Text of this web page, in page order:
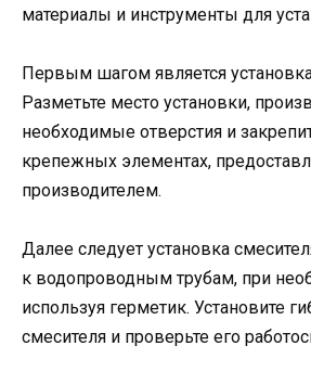
материалы и инструменты для
Первым шагом является
Разметьте место установки,
необходимые отверстия и
крепежных элементах,
производителем.
Далее следует установка
к водопроводным трубам, при
используя герметик. Установите
смесителя и проверьте его